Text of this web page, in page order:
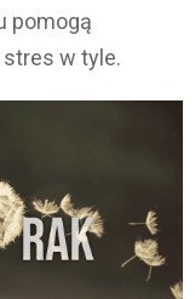
pomogą
w tyle.